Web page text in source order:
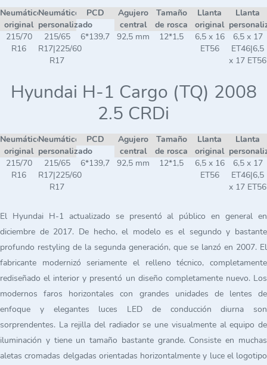
Neumático
original
Neumático
personalizado
PCD
Agujero
central
Tamaño
de rosca
Llanta
original
Llanta
215/70
R16
215/65
R17|225/60
R17
6*139,7 92,5 mm 12*1,5
6,5 x 16
ET56
6,5 x 17
ET46|6,5
x 17 ET56
Hyundai H-1 Cargo (TQ) 2008
2.5 CRDi
Neumático
original
Neumático
personalizado
PCD
Agujero
central
Tamaño
de rosca
Llanta
original
Llanta
215/70
R16
215/65
R17|225/60
R17
6*139,7 92,5 mm 12*1,5
6,5 x 16
ET56
6,5 x 17
ET46|6,5
x 17 ET56
El Hyundai H-1 actualizado se presentó al público en general en
diciembre de 2017. De hecho, el modelo es el segundo y bastante
profundo restyling de la segunda generación, que se lanzó en 2007. El
fabricante modernizó seriamente el relleno técnico, completamente
rediseñado el interior y presentó un diseño completamente nuevo. Los
modernos faros horizontales con grandes unidades de lentes de
enfoque y elegantes luces LED de conducción diurna son
sorprendentes. La rejilla del radiador se une visualmente al equipo de
iluminación y tiene un tamaño bastante grande. Consiste en muchas
aletas cromadas delgadas orientadas horizontalmente y luce el logotipo